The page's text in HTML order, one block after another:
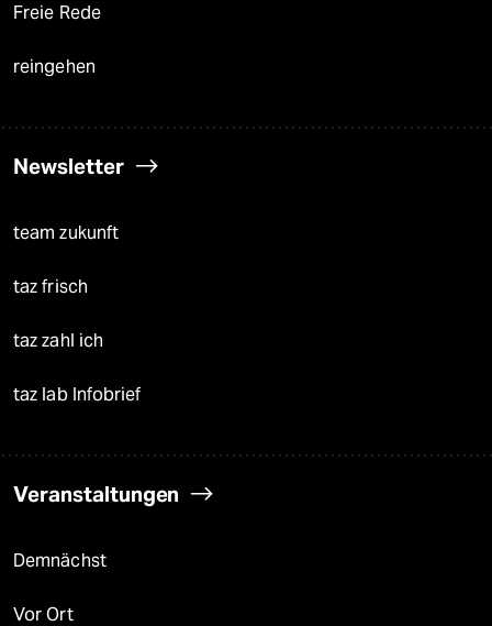
Freie Rede
reingehen
Newsletter
team zukunft
taz frisch
taz zahl ich
taz lab Infobrief
Veranstaltungen
Demnächst
Vor Ort